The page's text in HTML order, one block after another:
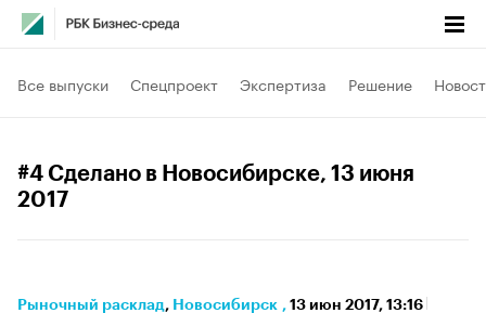
Все выпуски Спецпроект Экспертиза Решение
#4 Сделано в Новосибирске, 13 июня
2017
Рыночный расклад⁠, Новосибирск , 13 июн 2017, 13:16